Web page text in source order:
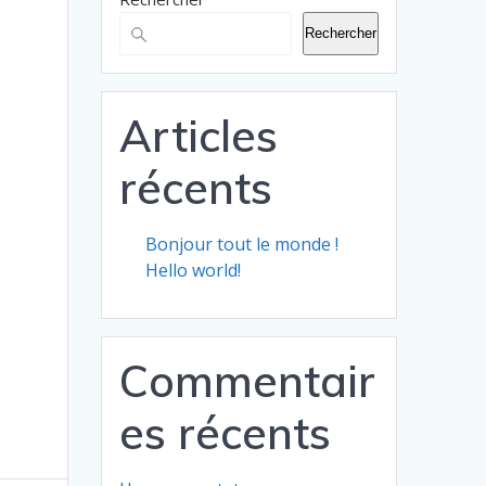
Rechercher
Articles
récents
Bonjour tout le monde !
Hello world!
Commentair
es récents